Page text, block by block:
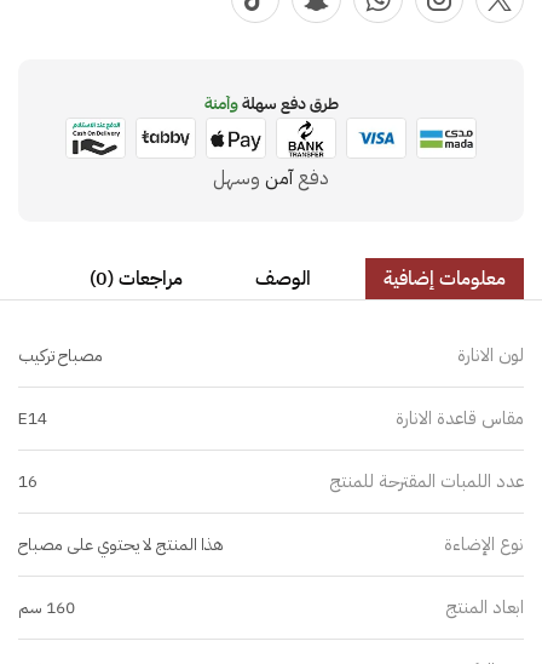
طرق دفع سهلةوآمنة
دفعآمن وسهل
معلومات إضافية الوصف مراجعات (0)
لون الانارة مصباح تركيب
مقاس قاعدة الانارة E14
عدد اللمبات المقترحة للمنتج 16
نوع الإضاءة هذا المنتج لا يحتوي على مصباح
ابعاد المنتج 160 سم